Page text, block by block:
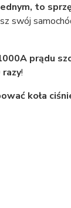
to
prądu
!
koła